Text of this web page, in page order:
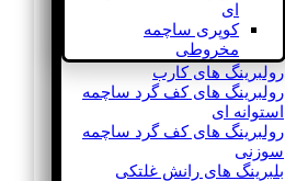
ای
کوپری ساچمه
مخروطی
رولبرینگ های کارب
رولبرینگ های کف گرد ساچمه
استوانه ای
رولبرینگ های کف گرد ساچمه
سوزنی
بلبرینگ های رانش غلتکی